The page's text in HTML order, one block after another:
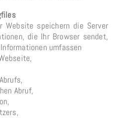
Website speichern die Server
die Ihr Browser sendet,
umfassen
Abruf,